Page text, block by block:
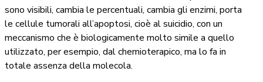
sono visibili, cambia le percentuali, cambia gli enzimi, porta
le cellule tumorali all’apoptosi, cioè al suicidio, con un
meccanismo che è biologicamente molto simile a quello
utilizzato, per esempio, dal chemioterapico, ma lo fa in
totale assenza della molecola.